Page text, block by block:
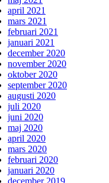
april 2021
mars 2021
februari 2021
januari 2021
december 2020
november 2020
oktober 2020
september 2020
augusti 2020
juli 2020
juni 2020
maj 2020
april 2020
mars 2020
februari 2020
januari 2020